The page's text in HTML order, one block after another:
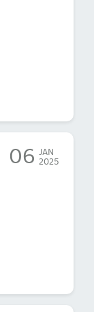
06 JAN
2025